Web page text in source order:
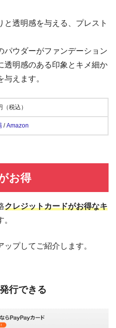
と透明感を与える、プレスト
パウダーがファンデーション
透明感のある印象とキメ細か
えます。
税込）
/Amazon
お得
クレジットカードがお得なキ
プしてご紹介します。
行できる